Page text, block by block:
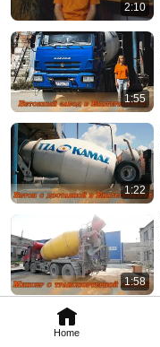
Home
2:10
1:55
1:22
1:58